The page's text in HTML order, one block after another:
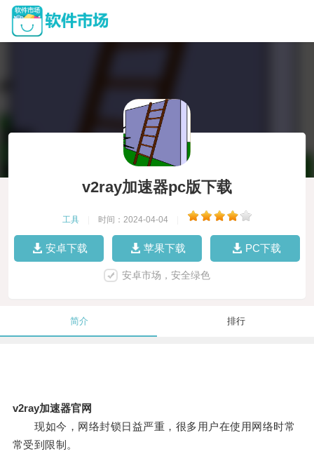
v2ray加速器pc版下载
工具 时间：2024-04-04
安卓下载 苹果下载 PC下载
安卓市场，安全绿色
简介 排行
v2ray加速器官网
现如今，网络封锁日益严重，很多用户在使用网络时常
常受到限制。